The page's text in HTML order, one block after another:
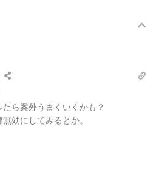
ら案外うまくいくかも？
効にしてみるとか。